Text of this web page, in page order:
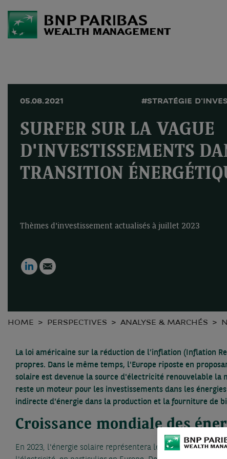
05.08.2021 #STRATÉGIE
SURFER SUR LA VAGUE
D'INVESTISSEMENTS
TRANSITION
Thèmes d'investissement actualisés à juillet 2023
LinkedIn
HOME PERSPECTIVES ANALYSE & MARCHÉS
La loi américaine sur la réduction de l’inflation (Inflation
propres. Dans le même temps, l'Europe riposte en
solaire est devenue la source d'électricité renouvelable la
reste un moteur pour les investissements dans les
indirecte d'énergie dans la production et la fourniture de
Croissance mondiale des
En 2023, l'énergie solaire représentera les deux tiers de